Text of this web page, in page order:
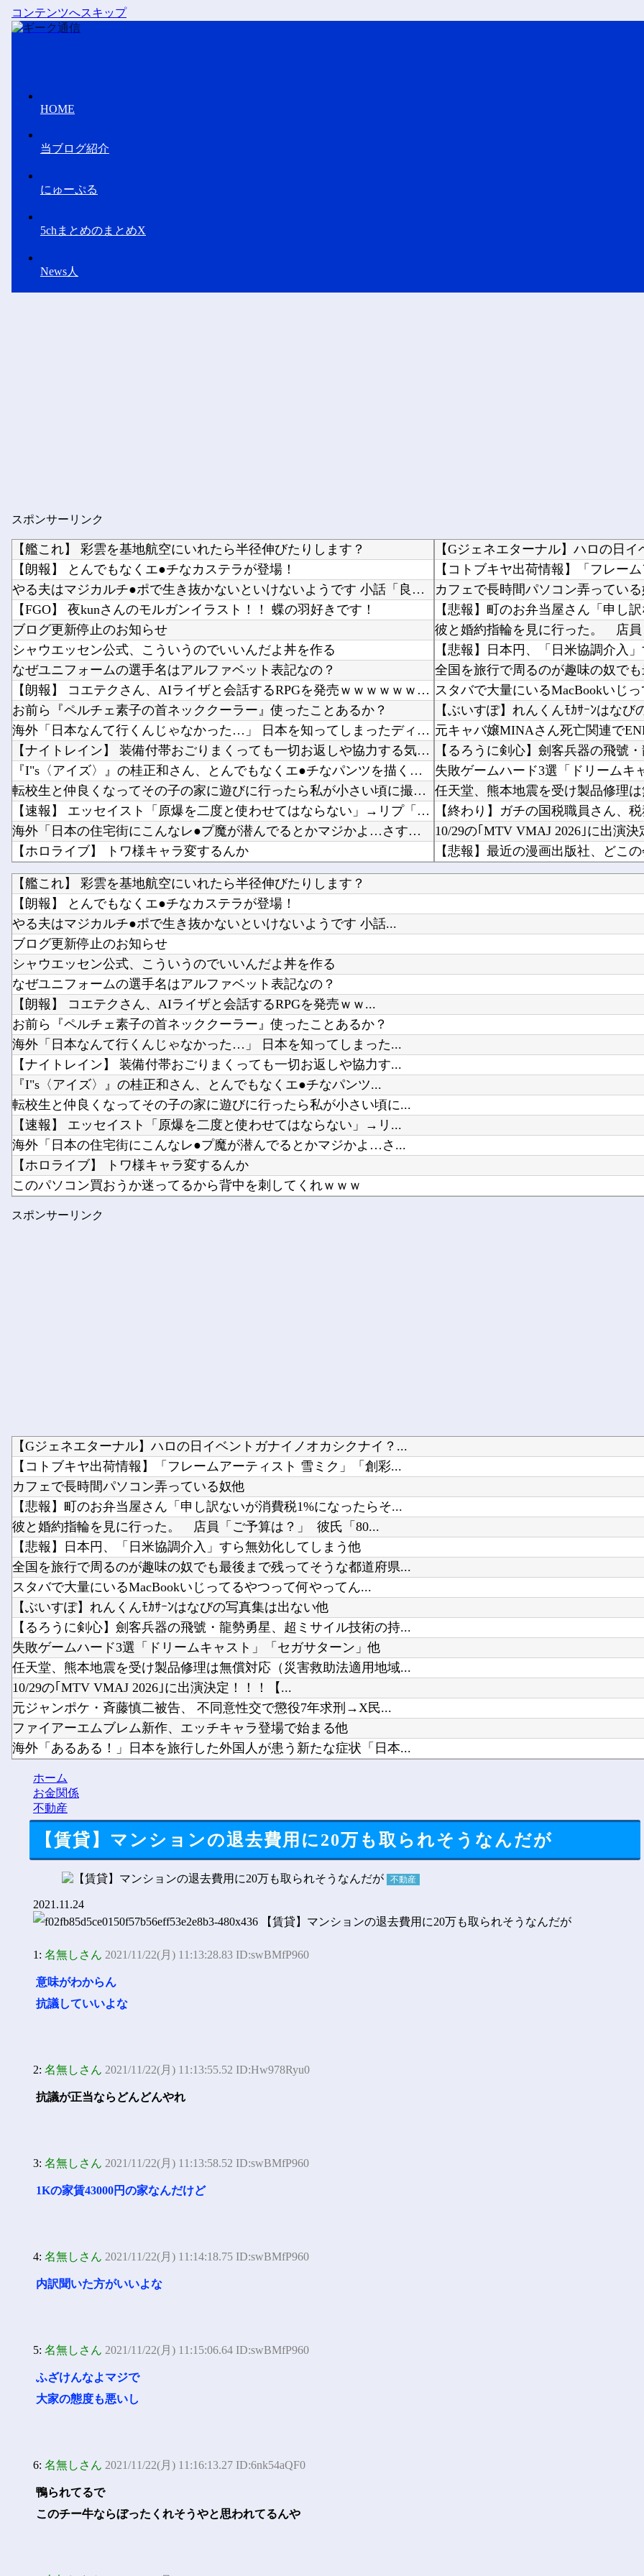
コンテンツへスキップ
HOME
当ブログ紹介
にゅーぷる
5chまとめのまとめX
News人
スポンサーリンク
【艦これ】 彩雲を基地航空にいれたら半径伸びたりします？
【朗報】 とんでもなくエ●チなカステラが登場！
やる夫はマジカルチ●ポで生き抜かないといけないようです 小話「良家のお嬢様がこんな格好を無...
【FGO】 夜kunさんのモルガンイラスト！！ 蝶の羽好きです！
ブログ更新停止のお知らせ
シャウエッセン公式、こういうのでいいんだよ丼を作る
なぜユニフォームの選手名はアルファベット表記なの？
【朗報】 コエテクさん、AIライザと会話するRPGを発売ｗｗｗｗｗｗｗｗｗｗｗｗ
お前ら『ペルチェ素子の首ネッククーラー』使ったことあるか？
海外「日本なんて行くんじゃなかった…」 日本を知ってしまったディズニー信者、帰国後『本家』...
【ナイトレイン】 装備付帯おごりまくっても一切お返しや協力する気がないプレイヤーいるけど…
『I"s〈アイズ〉』の桂正和さん、とんでもなくエ●チなパンツを描く。これもう芸術だろ
転校生と仲良くなってその子の家に遊びに行ったら私が小さい頃に撮った写真があった
【速報】 エッセイスト「原爆を二度と使わせてはならない」→リプ「もちろん中国の核も非難する...
海外「日本の住宅街にこんなレ●プ魔が潜んでるとかマジかよ…さすがHENTAIの国…」
【ホロライブ】 トワ様キャラ変するんか
このパソコン買おうか迷ってるから背中を刺してくれｗｗｗ
【日向坂46】 これは贅沢... バチバチにキメるモデルメンバーこちら
柴田柚菜 「まゆたんは1人でいても1人で喋ってて…」【乃木坂46】
Powered by livedoor 相互RSS
【Gジェネエターナル】ハロの日
カフェで長時間パソコン弄ってい
【悲報】日本円、「日米協調介入
スタバで大量にいるMacBookいじ
【ぶいすぽ】れんくんﾓｶｻｰﾝはなび
失敗ゲームハード3選「ドリームキ
任天堂、熊本地震を受け製品修理
10/29の｢MTV VMAJ 2026｣に出演
【悲報】最近の漫画出版社、どこ
ファイアーエムブレム新作、エッ
このパソコン買おうか迷ってるか
【ワンピース】で死んだキャラで
【艦これ】 彩雲を基地航空にいれたら半径伸びたりします？
【朗報】 とんでもなくエ●チなカステラが登場！
やる夫はマジカルチ●ポで生き抜かないといけないようです 小話...
ブログ更新停止のお知らせ
シャウエッセン公式、こういうのでいいんだよ丼を作る
なぜユニフォームの選手名はアルファベット表記なの？
【朗報】 コエテクさん、AIライザと会話するRPGを発売ｗｗ...
お前ら『ペルチェ素子の首ネッククーラー』使ったことあるか？
海外「日本なんて行くんじゃなかった…」 日本を知ってしまった...
【ナイトレイン】 装備付帯おごりまくっても一切お返しや協力す...
『I"s〈アイズ〉』の桂正和さん、とんでもなくエ●チなパンツ...
転校生と仲良くなってその子の家に遊びに行ったら私が小さい頃に...
【速報】 エッセイスト「原爆を二度と使わせてはならない」→リ...
海外「日本の住宅街にこんなレ●プ魔が潜んでるとかマジかよ…さ...
【ホロライブ】 トワ様キャラ変するんか
このパソコン買おうか迷ってるから背中を刺してくれｗｗｗ
柴田柚菜 「まゆたんは1人でいても1人で喋ってて…」【乃木坂...
スポンサーリンク
【Gジェネエターナル】ハロの日イベントガナイノオカシクナイ？...
【コトブキヤ出荷情報】「フレームアーティスト 雪ミク」「創彩...
カフェで長時間パソコン弄っている奴他
【悲報】町のお弁当屋さん「申し訳ないが消費税1%になったらそ...
彼と婚約指輪を見に行った。 店員「ご予算は？」 彼氏「80...
【悲報】日本円、「日米協調介入」すら無効化してしまう他
全国を旅行で周るのが趣味の奴でも最後まで残ってそうな都道府県...
スタバで大量にいるMacBookいじってるやつって何やってん...
【ぶいすぽ】れんくんﾓｶｻｰﾝはなびの写真集は出ない他
【るろうに剣心】劍客兵器の飛號・龍勢勇星、超ミサイル技術の持...
失敗ゲームハード3選「ドリームキャスト」「セガサターン」他
任天堂、熊本地震を受け製品修理は無償対応（災害救助法適用地域...
10/29の｢MTV VMAJ 2026｣に出演決定！！！【...
元ジャンポケ・斉藤慎二被告、 不同意性交で懲役7年求刑→X民...
ファイアーエムブレム新作、エッチキャラ登場で始まる他
海外「あるある！」日本を旅行した外国人が患う新たな症状「日本...
【にじさんじ】宇佐美の筋肉すっご他
ホーム
お金関係
不動産
【賃貸】マンションの退去費用に20万も取られそうなんだが
不動産
2021.11.24
1: 名無しさん 2021/11/22(月) 11:13:28.83 ID:swBMfP960
意味がわからん
抗議していいよな
2: 名無しさん 2021/11/22(月) 11:13:55.52 ID:Hw978Ryu0
抗議が正当ならどんどんやれ
3: 名無しさん 2021/11/22(月) 11:13:58.52 ID:swBMfP960
1Kの家賃43000円の家なんだけど
4: 名無しさん 2021/11/22(月) 11:14:18.75 ID:swBMfP960
内訳聞いた方がいいよな
5: 名無しさん 2021/11/22(月) 11:15:06.64 ID:swBMfP960
ふざけんなよマジで
大家の態度も悪いし
6: 名無しさん 2021/11/22(月) 11:16:13.27 ID:6nk54aQF0
鴨られてるで
このチー牛ならぼったくれそうやと思われてるんや